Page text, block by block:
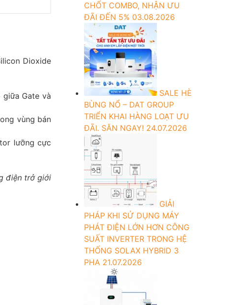
Dioxide
Gate và
vùng bán
lưỡng cực
điện trở giới
CHỐT COMBO, NHẬN ƯU
ĐÃI ĐẾN 5% 03.08.2026
SALE HÈ
BÙNG NỔ – DAT GROUP
TRIỂN KHAI HÀNG LOẠT ƯU
ĐÃI. SĂN NGAY! 24.07.2026
GIẢI
PHÁP KHI SỬ DỤNG MÁY
PHÁT ĐIỆN LỚN HƠN CÔNG
SUẤT INVERTER TRONG HỆ
THỐNG SOLAX HYBRID 3
PHA 21.07.2026